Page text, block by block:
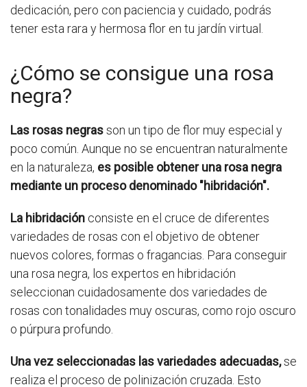
dedicación, pero con paciencia y cuidado, podrás
tener esta rara y hermosa flor en tu jardín virtual.
¿Cómo se consigue una rosa
negra?
Las rosas negrasson un tipo de flor muy especial y
poco común. Aunque no se encuentran naturalmente
en la naturaleza, es posible obtener una rosa negra
mediante un proceso denominado "hibridación".
La hibridación consiste en el cruce de diferentes
variedades de rosas con el objetivo de obtener
nuevos colores, formas o fragancias. Para conseguir
una rosa negra, los expertos en hibridación
seleccionan cuidadosamente dos variedades de
rosas con tonalidades muy oscuras, como rojo oscuro
o púrpura profundo.
Una vez seleccionadas las variedades adecuadas,se
realiza el proceso de polinización cruzada. Esto